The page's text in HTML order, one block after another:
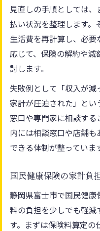
見直しの手順としては
払い状況を整理します。
生活費を再計算し、必
応じて、保険の解約や
討します。
失敗例として「収入が
家計が圧迫された」と
窓口や専門家に相談す
内には相談窓口や店舗
できる体制が整っていま
国民健康保険の家計負
静岡県富士市で国民健
料の負担を少しでも軽
す。まずは保険料算定